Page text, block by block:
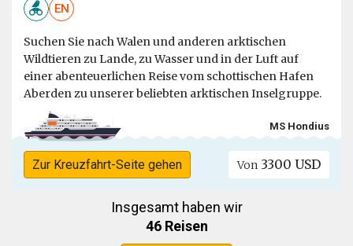
EN
Suchen Sie nach Walen und anderen arktischen
Wildtieren zu Lande, zu Wasser und in der Luft auf
einer abenteuerlichen Reise vom schottischen Hafen
Aberden zu unserer beliebten arktischen Inselgruppe.
MS Hondius
Zur Kreuzfahrt-Seite gehen Von 3300 USD
Insgesamt haben wir
46 Reisen